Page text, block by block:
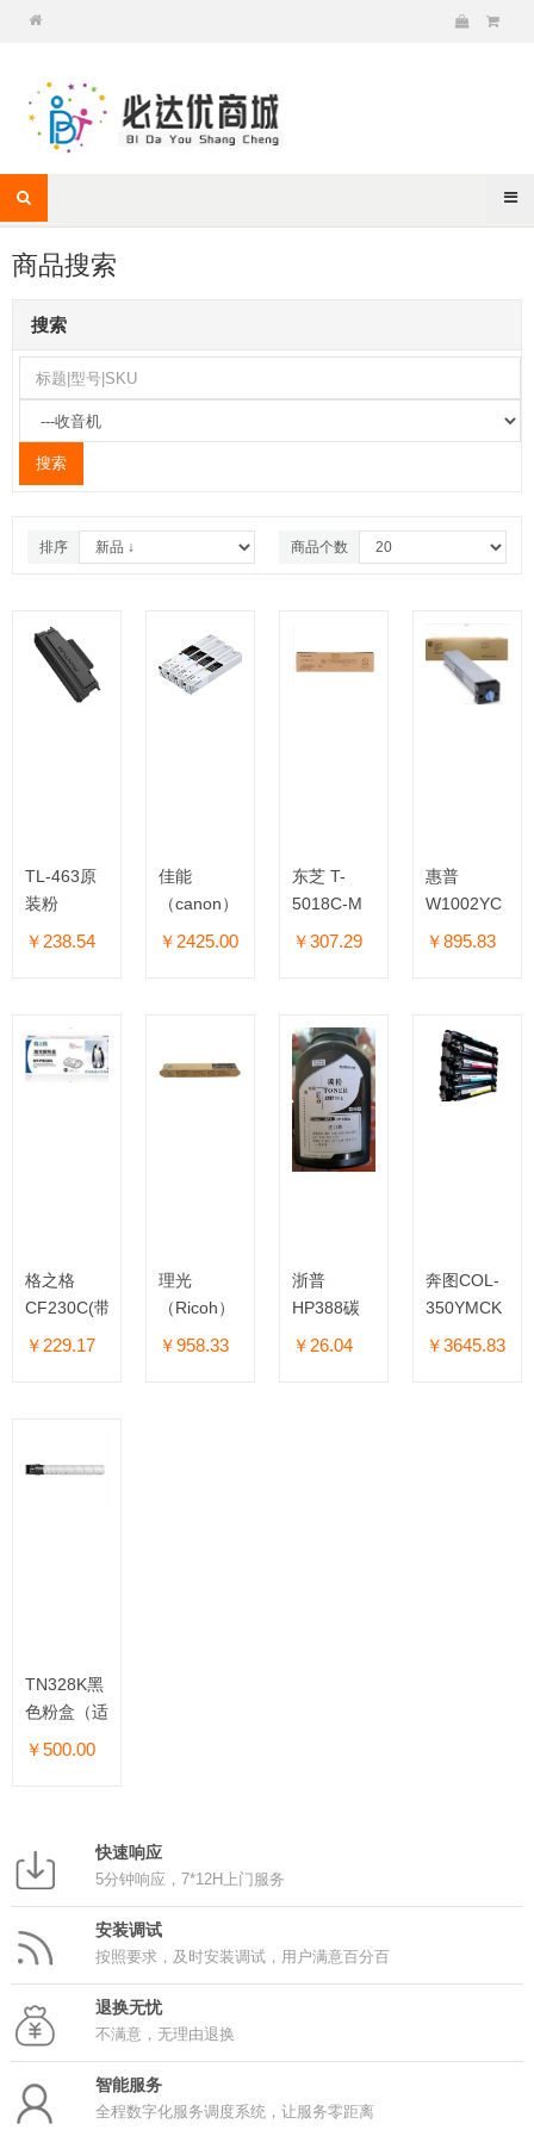
商品搜索
搜索
排序 商品个数
TL-463原
装粉
￥238.54
佳能
（canon）
NPG-88
￥2425.00
东芝 T-
5018C-M
粉盒原装墨
3018A
3518A）黑
色低容
5018CM
约
205g/12000
￥307.29
惠普
W1002YC（
粉盒 粉仓
￥895.83
格之格
CF230C(带
芯片) 粉盒
￥229.17
理光
（Ricoh）
MP
￥958.33
浙普
HP388碳
粉
￥26.04
奔图COL-
350YMCK
彩色成像套
￥3645.83
TN328K黑
色粉盒（适
用柯美
￥500.00
快速响应
5分钟响应，7*12H上门服务
安装调试
按照要求，及时安装调试，用户满意百分百
退换无忧
不满意，无理由退换
智能服务
全程数字化服务调度系统，让服务零距离